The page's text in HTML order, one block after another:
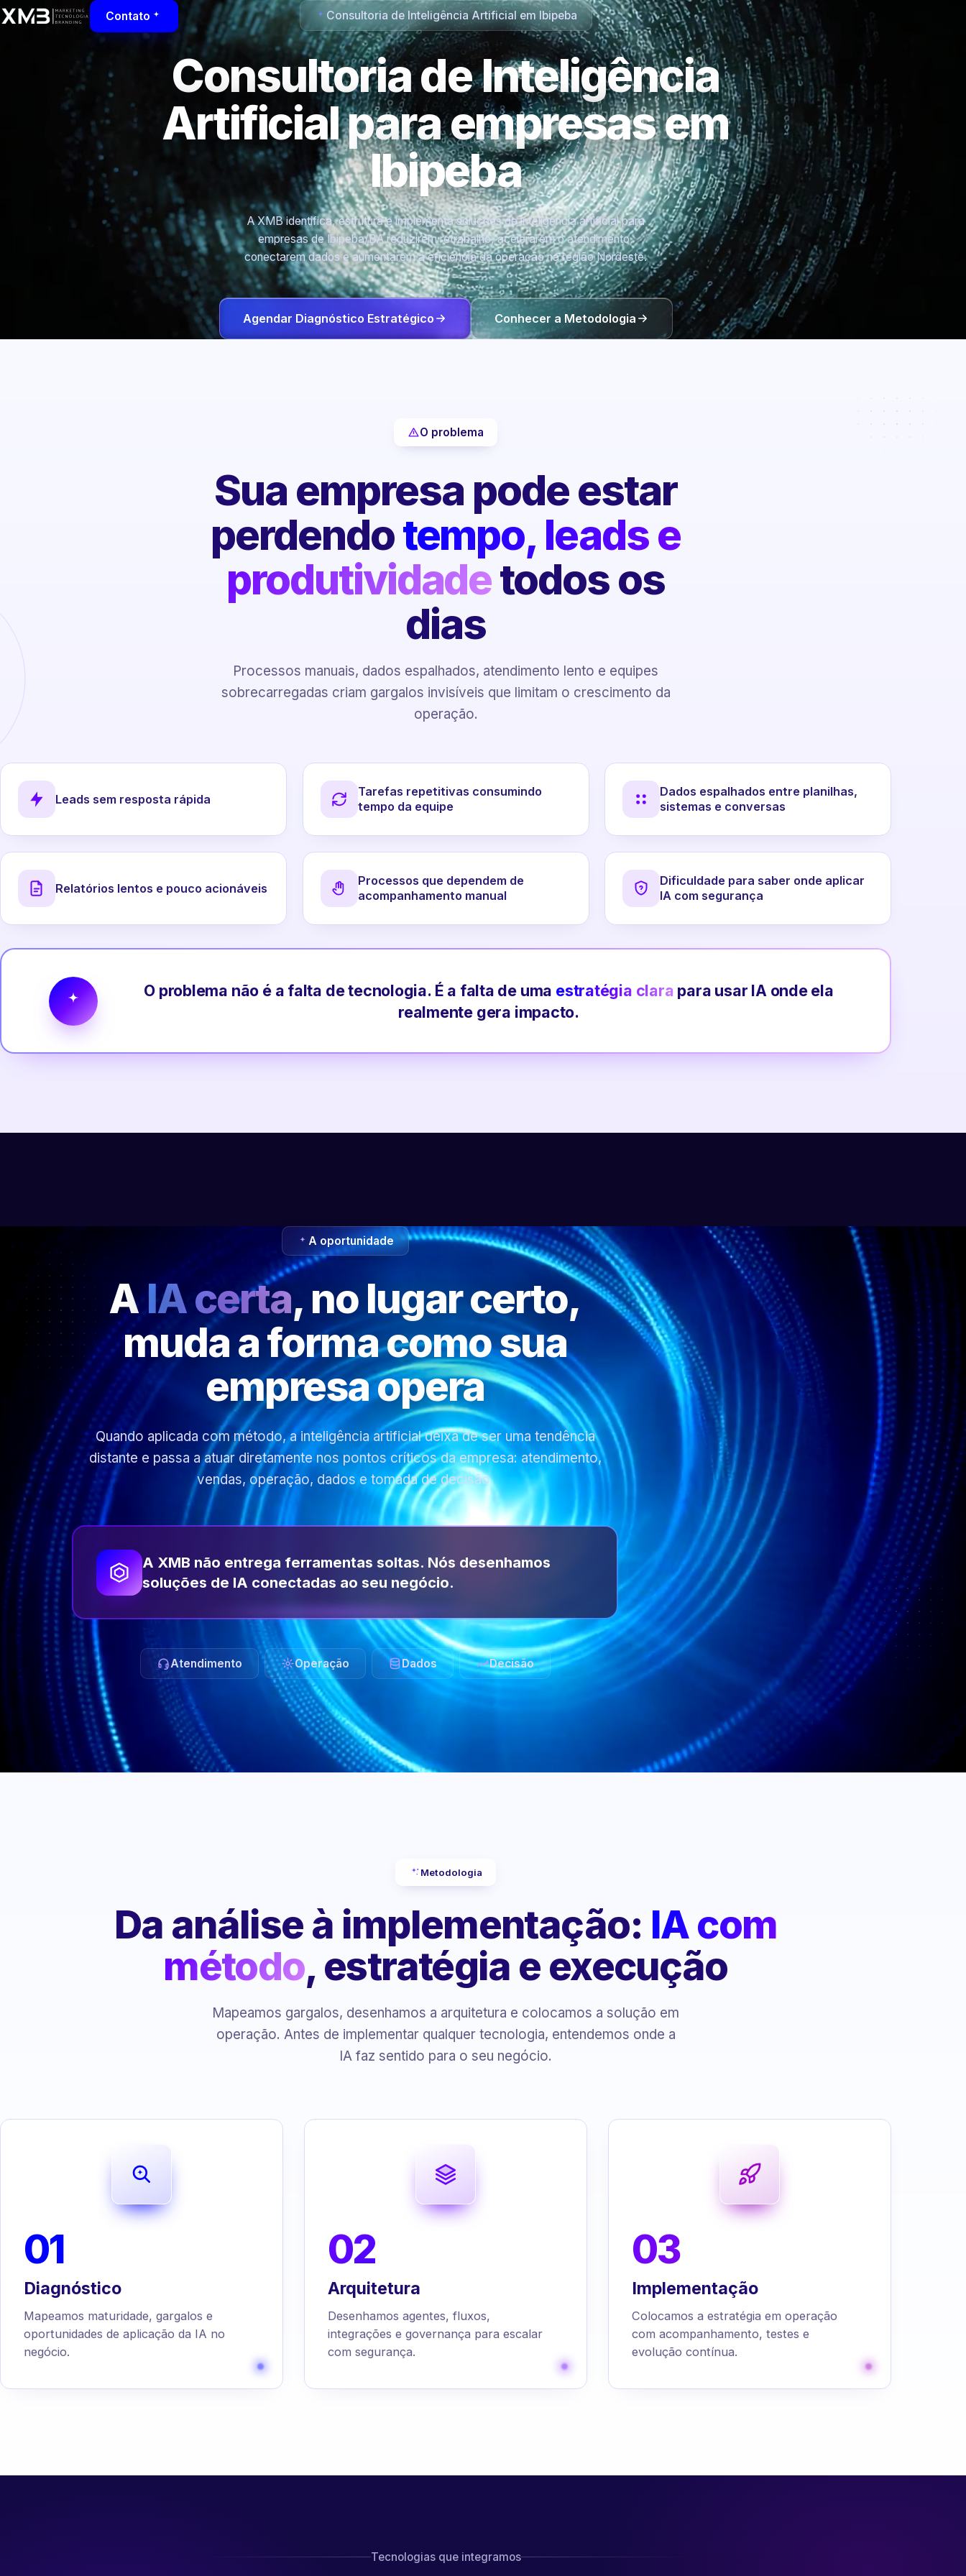
Contato Consultoria de Inteligência Artificial em Ibipeba
Consultoria de Inteligência
Artificial para empresas em
Ibipeba
A XMB identifica, estrutura e implementa soluções de inteligência artificial para
empresas de Ibipeba/BA reduzirem retrabalho, acelerarem o atendimento,
conectarem dados e aumentarem a eficiência da operação na região Nordeste.
Agendar Diagnóstico Estratégico Conhecer a Metodologia
O problema
Sua empresa pode estar
perdendotempo, leads e
produtividadetodos os
dias
Processos manuais, dados espalhados, atendimento lento e equipes
sobrecarregadas criam gargalos invisíveis que limitam o crescimento da
operação.
Leads sem resposta rápida
Tarefas repetitivas consumindo
tempo da equipe
Dados espalhados entre planilhas,
sistemas e conversas
Relatórios lentos e pouco acionáveis
Processos que dependem de
acompanhamento manual
Dificuldade para saber onde aplicar
IA com segurança
O problema não é a falta de tecnologia. É a falta de uma estratégia clara para usar IA onde ela
realmente gera impacto.
A oportunidade
AIA certa, no lugar certo,
muda a forma como sua
empresa opera
Quando aplicada com método, a inteligência artificial deixa de ser uma tendência
distante e passa a atuar diretamente nos pontos críticos da empresa: atendimento,
vendas, operação, dados e tomada de decisão.
A XMB não entrega ferramentas soltas. Nós desenhamos
soluções de IA conectadas ao seu negócio.
Atendimento Operação Dados Decisão
Metodologia
Da análise à implementação: IA com
método, estratégia e execução
Mapeamos gargalos, desenhamos a arquitetura e colocamos a solução em
operação. Antes de implementar qualquer tecnologia, entendemos onde a
IA faz sentido para o seu negócio.
01
Diagnóstico
Mapeamos maturidade, gargalos e
oportunidades de aplicação da IA no
negócio.
02
Arquitetura
Desenhamos agentes, fluxos,
integrações e governança para escalar
com segurança.
03
Implementação
Colocamos a estratégia em operação
com acompanhamento, testes e
evolução contínua.
Tecnologias que integramos